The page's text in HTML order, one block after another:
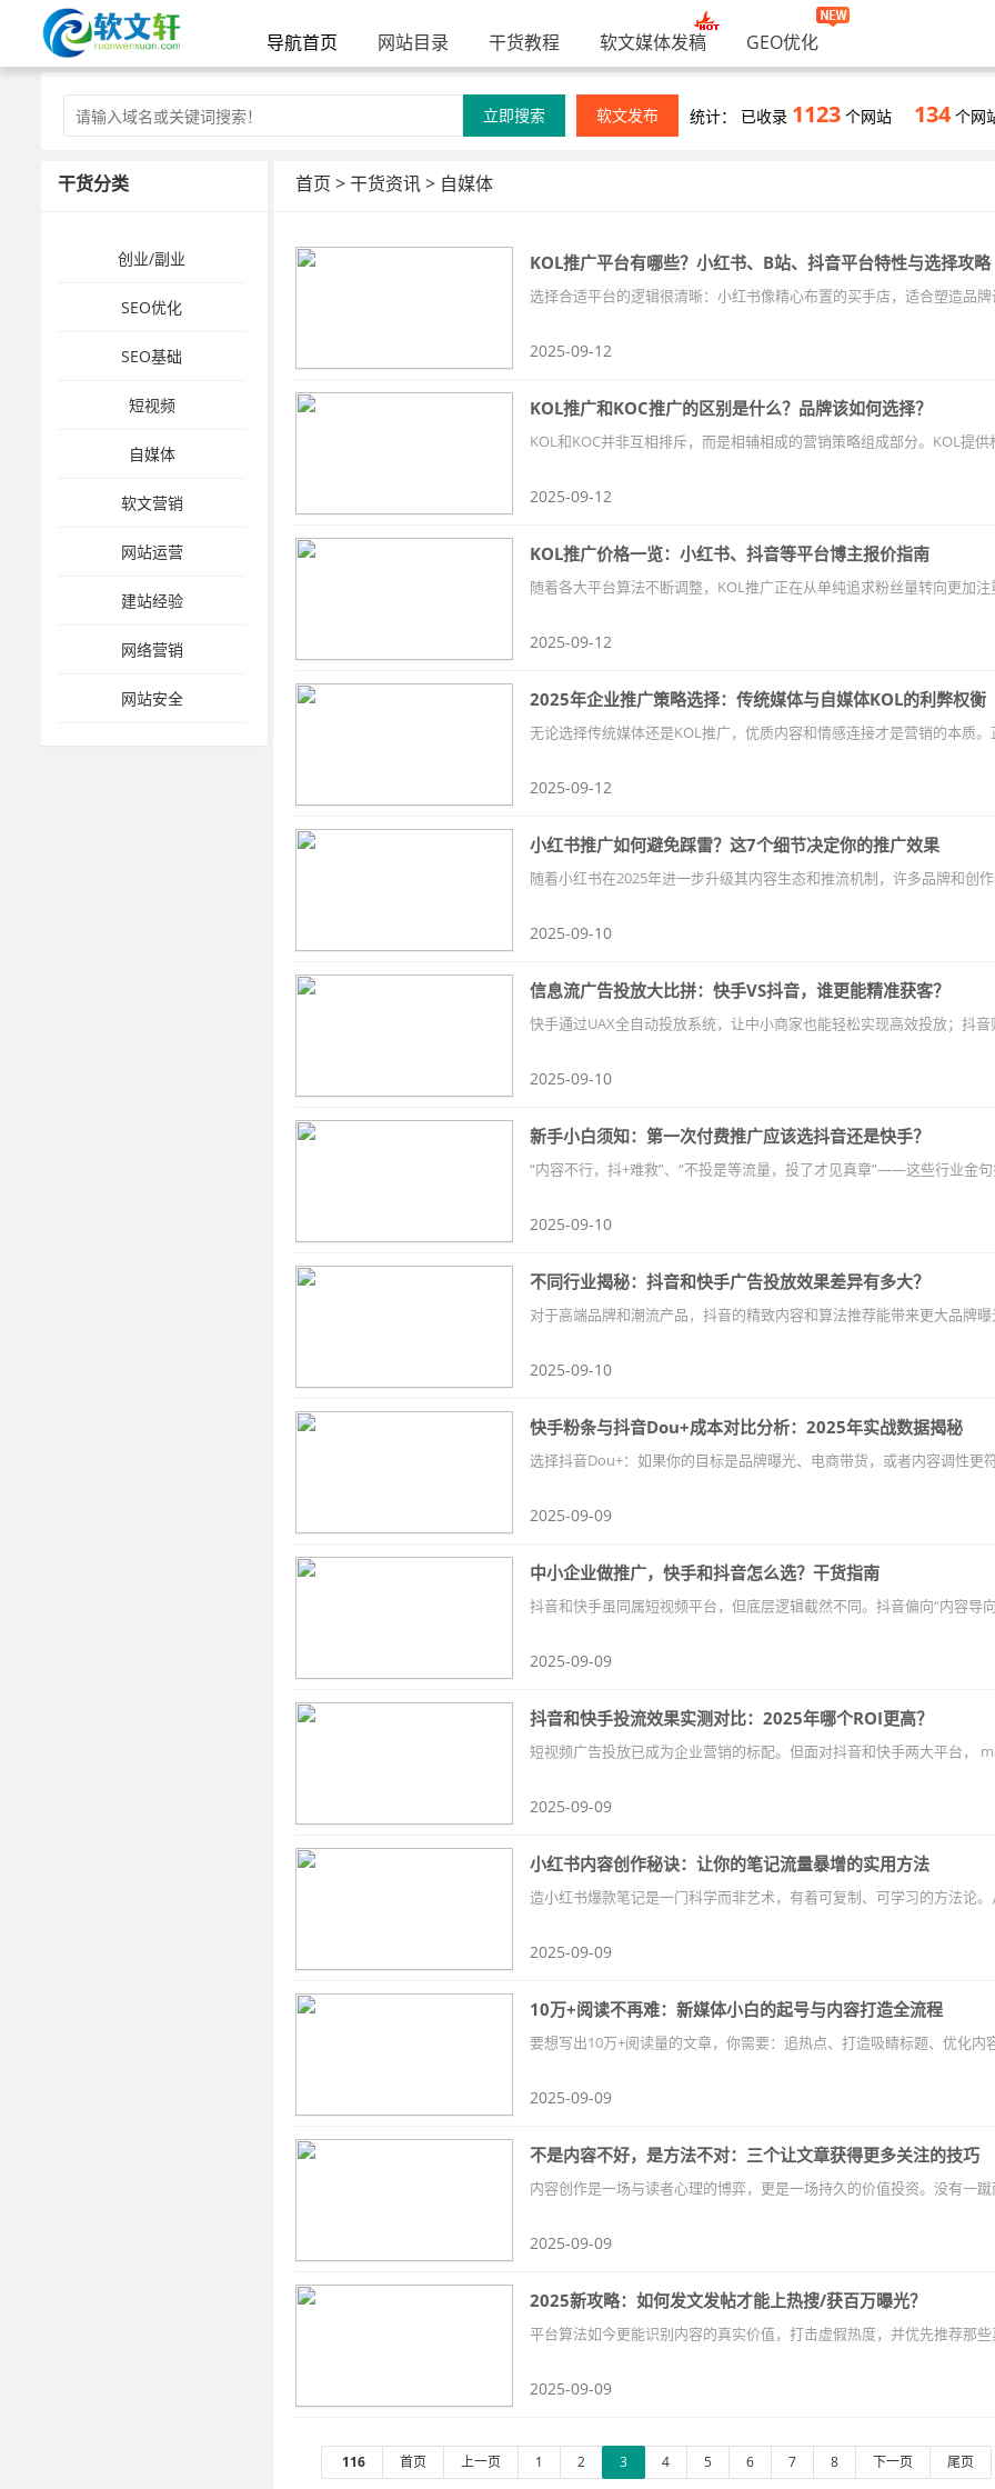
导航首页 网站目录 干货教程 软文媒体发稿 GEO优化
软文发布
立即搜索 统计： 已收录 1123 个网站 134个网
干货分类
创业/副业
SEO优化
SEO基础
短视频
自媒体
软文营销
网站运营
建站经验
网络营销
网站安全
首页 >干货资讯> 自媒体
KOL推广平台有哪些？小红书、B站、抖音平台特性与选择攻略
2025-09-12
KOL推广和KOC推广的区别是什么？品牌该如何选择？
2025-09-12
KOL推广价格一览：小红书、抖音等平台博主报价指南
2025-09-12
2025年企业推广策略选择：传统媒体与自媒体KOL的利弊权衡
2025-09-12
小红书推广如何避免踩雷？这7个细节决定你的推广效果
2025-09-10
信息流广告投放大比拼：快手VS抖音，谁更能精准获客？
2025-09-10
新手小白须知：第一次付费推广应该选抖音还是快手？
2025-09-10
不同行业揭秘：抖音和快手广告投放效果差异有多大？
2025-09-10
快手粉条与抖音Dou+成本对比分析：2025年实战数据揭秘
2025-09-09
中小企业做推广，快手和抖音怎么选？干货指南
2025-09-09
抖音和快手投流效果实测对比：2025年哪个ROI更高？
2025-09-09
小红书内容创作秘诀：让你的笔记流量暴增的实用方法
2025-09-09
10万+阅读不再难：新媒体小白的起号与内容打造全流程
2025-09-09
不是内容不好，是方法不对：三个让文章获得更多关注的技巧
2025-09-09
2025新攻略：如何发文发帖才能上热搜/获百万曝光？
2025-09-09
116 首页 上一页 1 2 3 4 5 6 7 8 下一页 尾页